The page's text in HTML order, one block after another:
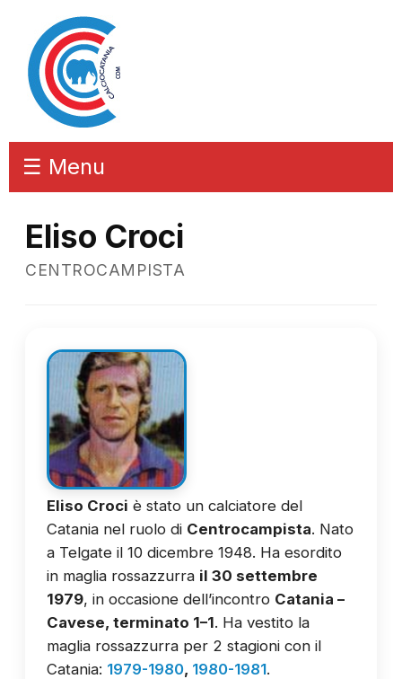
☰ Menu
Eliso Croci
CENTROCAMPISTA
Eliso Croci è stato un calciatore del
Catania nel ruolo di Centrocampista. Nato
a Telgate il 10 dicembre 1948. Ha esordito
in maglia rossazzurra il 30 settembre
1979, in occasione dell’incontro Catania –
Cavese, terminato 1–1. Ha vestito la
maglia rossazzurra per 2 stagioni con il
Catania: 1979-1980, 1980-1981.